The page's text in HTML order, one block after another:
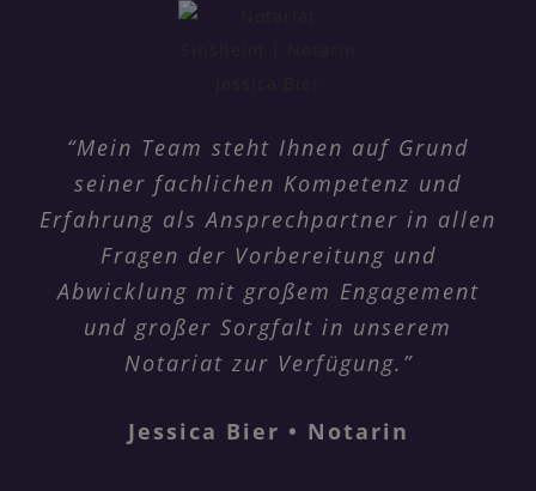
“Mein Team steht Ihnen auf Grund
seiner fachlichen Kompetenz und
Erfahrung als Ansprechpartner in allen
Fragen der Vorbereitung und
Abwicklung mit großem Engagement
und großer Sorgfalt in unserem
Notariat zur Verfügung.”
Jessica Bier • Notarin